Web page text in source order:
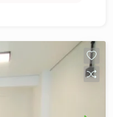
privilegiada,
comércio,
pessoas que